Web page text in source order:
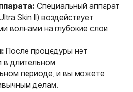
Специальный аппарат
Skin ll) воздействует
волнами на глубокие слои
После процедуры нет
в длительном
периоде, и вы можете
делам.
RF-